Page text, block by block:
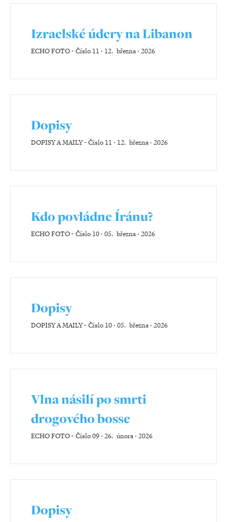
Izraelské údery na Libanon
ECHO FOTO-Číslo 11 ‧ 12. března ‧ 2026
Dopisy
DOPISY A MAILY-Číslo 11 ‧ 12. března ‧ 2026
Kdo povládne Íránu?
ECHO FOTO-Číslo 10 ‧ 05. března ‧ 2026
Dopisy
DOPISY A MAILY-Číslo 10 ‧ 05. března ‧ 2026
Vlna násilí po smrti
drogového bosse
ECHO FOTO-Číslo 09 ‧ 26. února ‧ 2026
Dopisy